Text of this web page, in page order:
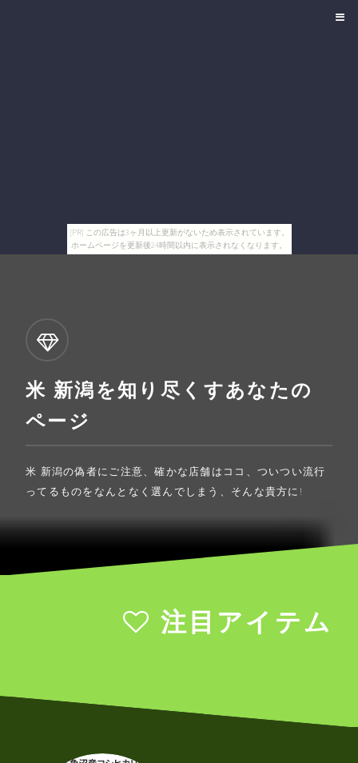
[PR] この広告は3ヶ月以上更新がないため表示されています。
ホームページを更新後24時間以内に表示されなくなります。
米 新潟を知り尽くすあなたの
ページ
米 新潟の偽者にご注意、確かな店舗はココ、ついつい流行
ってるものをなんとなく選んでしまう、そんな貴方に!
注目アイテム